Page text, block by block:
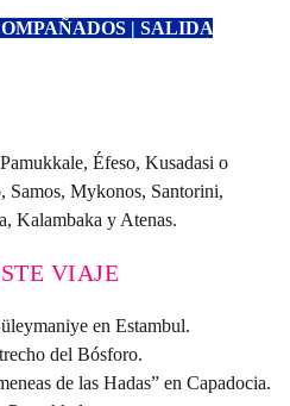
| SALIDA
Éfeso, Kusadasi o
Samos, Mykonos, Santorini,
Kalambaka y Atenas.
VIAJE
en Estambul.
del Bósforo.
de las Hadas” en Capadocia.